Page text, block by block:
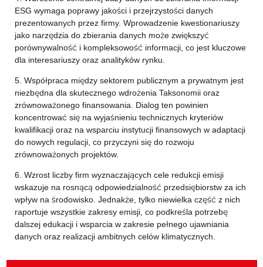
ESG wymaga poprawy jakości i przejrzystości danych
prezentowanych przez firmy. Wprowadzenie kwestionariuszy
jako narzędzia do zbierania danych może zwiększyć
porównywalność i kompleksowość informacji, co jest kluczowe
dla interesariuszy oraz analityków rynku.
5. Współpraca między sektorem publicznym a prywatnym jest
niezbędna dla skutecznego wdrożenia Taksonomii oraz
zrównoważonego finansowania. Dialog ten powinien
koncentrować się na wyjaśnieniu technicznych kryteriów
kwalifikacji oraz na wsparciu instytucji finansowych w adaptacji
do nowych regulacji, co przyczyni się do rozwoju
zrównoważonych projektów.
6. Wzrost liczby firm wyznaczających cele redukcji emisji
wskazuje na rosnącą odpowiedzialność przedsiębiorstw za ich
wpływ na środowisko. Jednakże, tylko niewielka część z nich
raportuje wszystkie zakresy emisji, co podkreśla potrzebę
dalszej edukacji i wsparcia w zakresie pełnego ujawniania
danych oraz realizacji ambitnych celów klimatycznych.